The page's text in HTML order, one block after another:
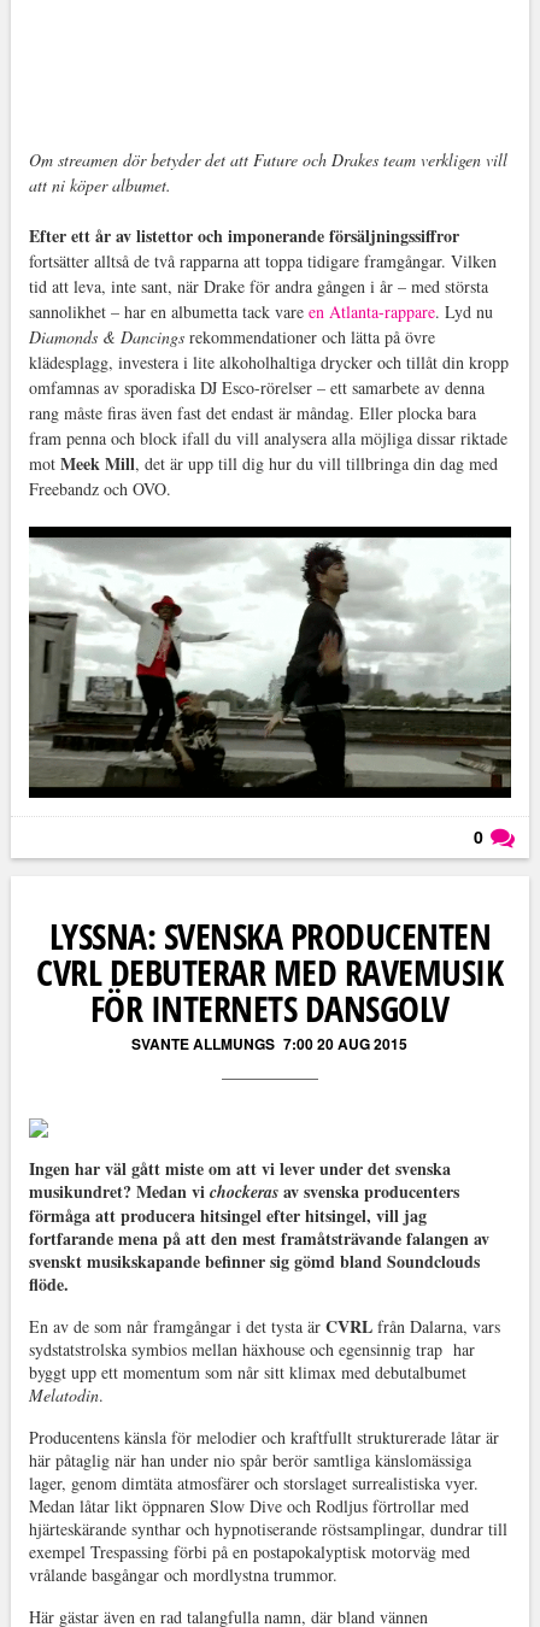
Om streamen dör betyder det att Future och Drakes team verkligen vill
att ni köper albumet.
Efter ett år av listettor och imponerande försäljningssiffror
fortsätter alltså de två rapparna att toppa tidigare framgångar. Vilken
tid att leva, inte sant, när Drake för andra gången i år – med största
sannolikhet – har en albumetta tack vare en Atlanta-rappare. Lyd nu
Diamonds & Dancings rekommendationer och lätta på övre
klädesplagg, investera i lite alkoholhaltiga drycker och tillåt din kropp
omfamnas av sporadiska DJ Esco-rörelser – ett samarbete av denna
rang måste firas även fast det endast är måndag. Eller plocka bara
fram penna och block ifall du vill analysera alla möjliga dissar riktade
mot Meek Mill, det är upp till dig hur du vill tillbringa din dag med
Freebandz och OVO.
0
LYSSNA: SVENSKA PRODUCENTEN
CVRL DEBUTERAR MED RAVEMUSIK
FÖR INTERNETS DANSGOLV
SVANTE ALLMUNGS 7:00 20 AUG 2015
Ingen har väl gått miste om att vi lever under det svenska
musikundret? Medan vi chockerasav svenska producenters
förmåga att producera hitsingel efter hitsingel, vill jag
fortfarande mena på att den mest framåtsträvande falangen av
svenskt musikskapande befinner sig gömd bland Soundclouds
flöde.
En av de som når framgångar i det tysta är CVRLfrån Dalarna, vars
sydstatstrolska symbios mellan häxhouse och egensinnig trap har
byggt upp ett momentum som når sitt klimax med debutalbumet
Melatodin.
Producentens känsla för melodier och kraftfullt strukturerade låtar är
här påtaglig när han under nio spår berör samtliga känslomässiga
lager, genom dimtäta atmosfärer och storslaget surrealistiska vyer.
Medan låtar likt öppnaren Slow Dive och Rodljus förtrollar med
hjärteskärande synthar och hypnotiserande röstsamplingar, dundrar till
exempel Trespassing förbi på en postapokalyptisk motorväg med
vrålande basgångar och mordlystna trummor.
Här gästar även en rad talangfulla namn, där bland vännen